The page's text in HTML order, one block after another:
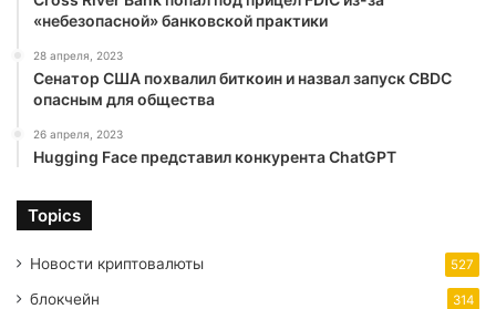
«небезопасной» банковской практики
28 апреля, 2023
Сенатор США похвалил биткоин и назвал запуск CBDC
опасным для общества
26 апреля, 2023
Hugging Face представил конкурента ChatGPT
Topics
Новости криптовалюты 527
блокчейн 314